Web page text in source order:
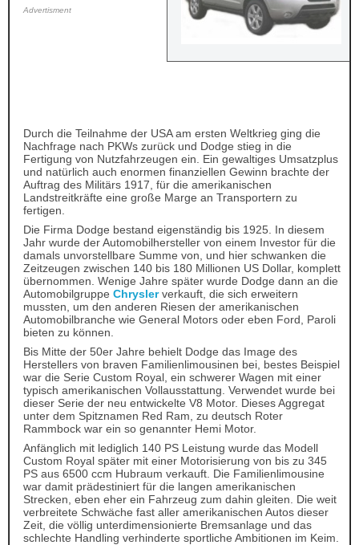
Advertisment
Durch die Teilnahme der USA am ersten Weltkrieg ging die
Nachfrage nach PKWs zurück und Dodge stieg in die
Fertigung von Nutzfahrzeugen ein. Ein gewaltiges Umsatzplus
und natürlich auch enormen finanziellen Gewinn brachte der
Auftrag des Militärs 1917, für die amerikanischen
Landstreitkräfte eine große Marge an Transportern zu
fertigen.
Die Firma Dodge bestand eigenständig bis 1925. In diesem
Jahr wurde der Automobilhersteller von einem Investor für die
damals unvorstellbare Summe von, und hier schwanken die
Zeitzeugen zwischen 140 bis 180 Millionen US Dollar, komplett
übernommen. Wenige Jahre später wurde Dodge dann an die
Automobilgruppe Chryslerverkauft, die sich erweitern
mussten, um den anderen Riesen der amerikanischen
Automobilbranche wie General Motors oder eben Ford, Paroli
bieten zu können.
Bis Mitte der 50er Jahre behielt Dodge das Image des
Herstellers von braven Familienlimousinen bei, bestes Beispiel
war die Serie Custom Royal, ein schwerer Wagen mit einer
typisch amerikanischen Vollausstattung. Verwendet wurde bei
dieser Serie der neu entwickelte V8 Motor. Dieses Aggregat
unter dem Spitznamen Red Ram, zu deutsch Roter
Rammbock war ein so genannter Hemi Motor.
Anfänglich mit lediglich 140 PS Leistung wurde das Modell
Custom Royal später mit einer Motorisierung von bis zu 345
PS aus 6500 ccm Hubraum verkauft. Die Familienlimousine
war damit prädestiniert für die langen amerikanischen
Strecken, eben eher ein Fahrzeug zum dahin gleiten. Die weit
verbreitete Schwäche fast aller amerikanischen Autos dieser
Zeit, die völlig unterdimensionierte Bremsanlage und das
schlechte Handling verhinderte sportliche Ambitionen im Keim.